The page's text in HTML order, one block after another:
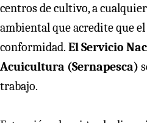
centros de cultivo, a
ambiental que acredite que
conformidad. El Servicio
Acuicultura (Sernapesca)
trabajo.